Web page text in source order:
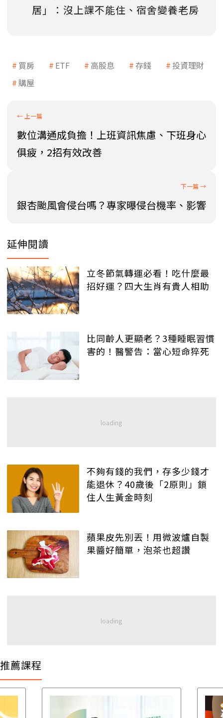
居」：沒上課不能住、宿舍變養老房
買房 ETF 高股息 存錢
投資理財
購屋
數位溝通成負擔！上班資訊焦慮、下班身心
俱疲，2招有效改善
銀杏颱風會侵台嗎？專家曝侵台機率、影響
延伸閱讀
立冬節氣轉運必看！吃什麼最
招好運？四大生肖有貴人相助
比同齡人更顯老？3種睡眠習慣
害的！醫警告：當心短命猝死
不夠有錢的我們，存多少錢才
能退休？40歲後「2原則」鎖
住人生黃金時刻
蘋果皮先別丟！用微波爐自製
果醬好簡單，泡茶也超讚
推薦課程